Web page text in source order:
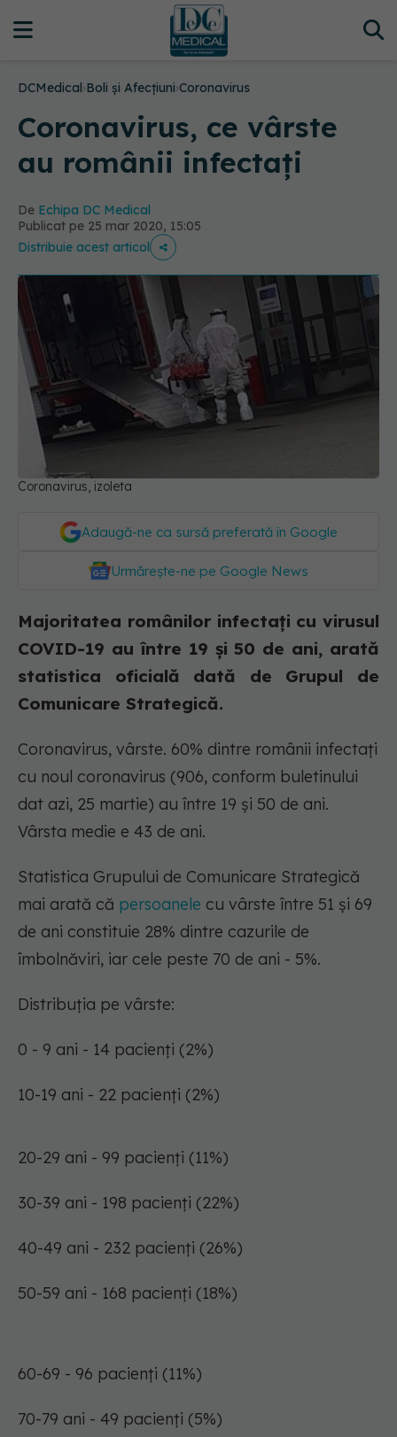
DCMedical›Boli și Afecțiuni›Coronavirus
Coronavirus, ce vârste
au românii infectați
De Echipa DC Medical
Publicat pe 25 mar 2020, 15:05
Distribuie acest articol
Coronavirus, izoleta
Adaugă-ne ca sursă preferată în Google
Urmărește-ne pe Google News
Majoritatea românilor infectați cu virusul
COVID-19 au între 19 și 50 de ani, arată
statistica oficială dată de Grupul de
Comunicare Strategică.
Coronavirus, vârste. 60% dintre românii infectați
cu noul coronavirus (906, conform buletinului
dat azi, 25 martie) au între 19 și 50 de ani.
Vârsta medie e 43 de ani.
Statistica Grupului de Comunicare Strategică
mai arată că persoanele cu vârste între 51 şi 69
de ani constituie 28% dintre cazurile de
îmbolnăviri, iar cele peste 70 de ani - 5%.
Distribuția pe vârste:
0 - 9 ani - 14 pacienți (2%)
10-19 ani - 22 pacienți (2%)
20-29 ani - 99 pacienți (11%)
30-39 ani - 198 pacienți (22%)
40-49 ani - 232 pacienți (26%)
50-59 ani - 168 pacienți (18%)
60-69 - 96 pacienți (11%)
70-79 ani - 49 pacienți (5%)